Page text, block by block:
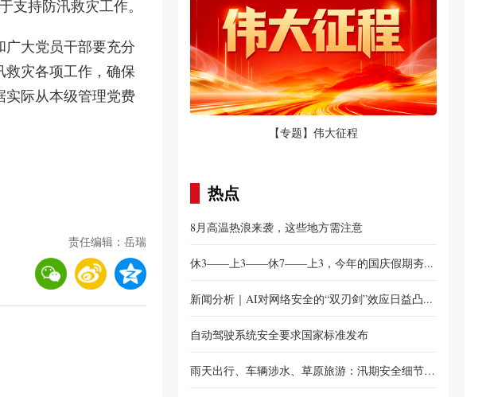
支持防汛救灾工作。
大党员干部要充分
灾各项工作，确保
实际从本级管理党费
责任编辑：岳瑞
【专题】伟大征程
热点
8月高温热浪来袭，这些地方需注意
休3——上3——休7——上3，今年的国庆假期夯...
新闻分析｜AI对网络安全的“双刃剑”效应日益凸...
自动驾驶系统安全要求国家标准发布
雨天出行、车辆涉水、草原旅游：汛期安全细节别